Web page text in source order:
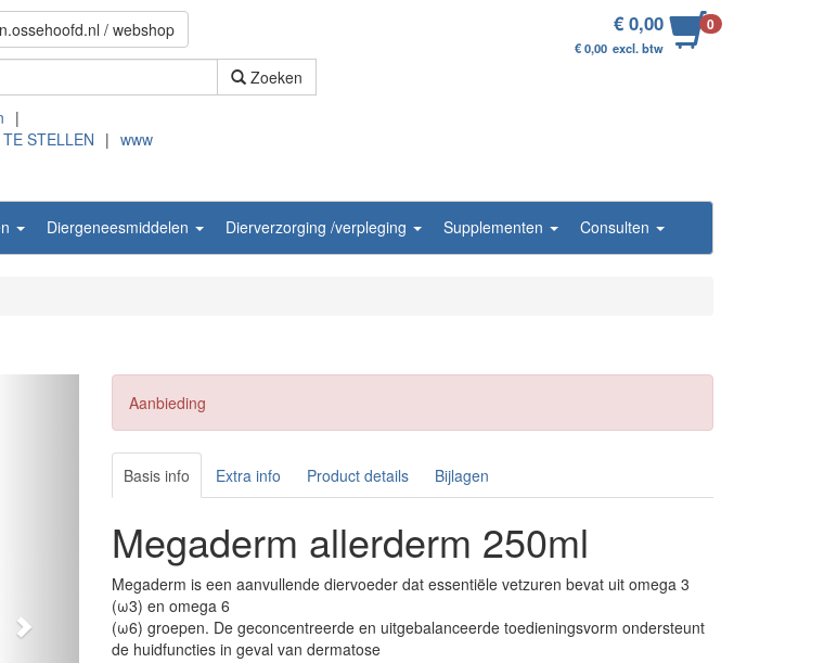
/ webshop
Zoeken
|
STELLEN | www
€ 0,00
€ 0,00 excl. btw
0
Diergeneesmiddelen Dierverzorging /verpleging Supplementen Consulten
Aanbieding
Basis info Extra info Product details Bijlagen
Megaderm allerderm 250ml
Megaderm is een aanvullende diervoeder dat essentiële vetzuren bevat uit omega 3
(ω3) en omega 6
(ω6) groepen. De geconcentreerde en uitgebalanceerde toedieningsvorm ondersteunt
de huidfuncties in geval van dermatose